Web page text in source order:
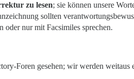
zu lesen; sie können unsere
sollten
oder nur mit Facsimiles sprechen.
Foren gesehen; wir werden weitaus